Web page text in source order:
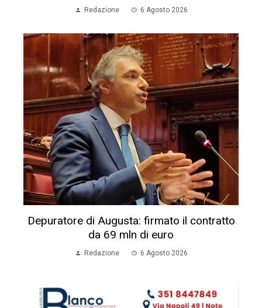
Redazione 6 Agosto 2026
Depuratore di Augusta: firmato il contratto
da 69 mln di euro
Redazione 6 Agosto 2026